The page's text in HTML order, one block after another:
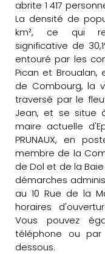
abrite 1 417
La densité de
km², ce qui
significative de
entouré par les
Pican et
de Combourg, la
traversé par le
Jean, et se situe
maire actuelle
PRUNAUX, en
membre de la
de Dol et de la
démarches
au 10 Rue de la
horaires
Vous pouvez
téléphone ou
dessous.